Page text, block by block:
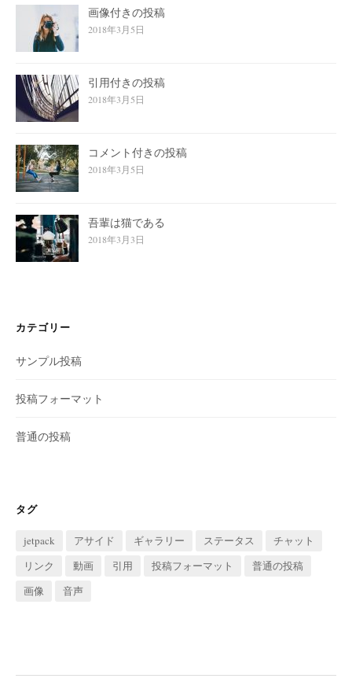
画像付きの投稿
2018年3月5日
引用付きの投稿
2018年3月5日
コメント付きの投稿
2018年3月5日
吾輩は猫である
2018年3月3日
カテゴリー
サンプル投稿
投稿フォーマット
普通の投稿
タグ
jetpack アサイド ギャラリー ステータス
チャット
リンク
動画 引用 投稿フォーマット
普通の投稿
画像
音声